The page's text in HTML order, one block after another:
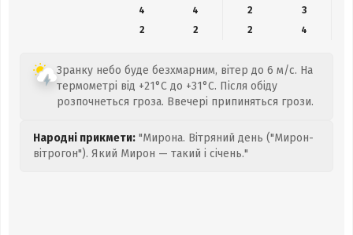
4
4 2
3
2
2 2 4
Зранку небо буде безхмарним, вітер до 6 м/с. На
термометрі від +21°C до +31°C. Після обіду
розпочнеться гроза. Ввечері припиняться грози.
Народні прикмети: "Мирона. Вітряний день ("Мирон-
вітрогон"). Який Мирон — такий і січень."